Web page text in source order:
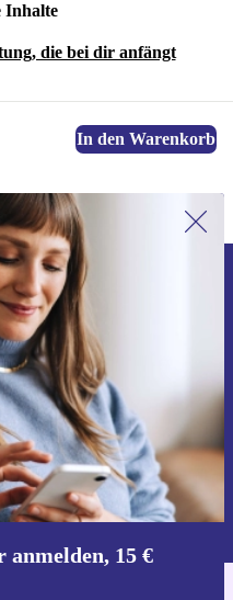
Inhalte
die bei dir anfängt
In den Warenkorb
anmelden, 15 €
anmelden,
mehr.
Daten findest
.